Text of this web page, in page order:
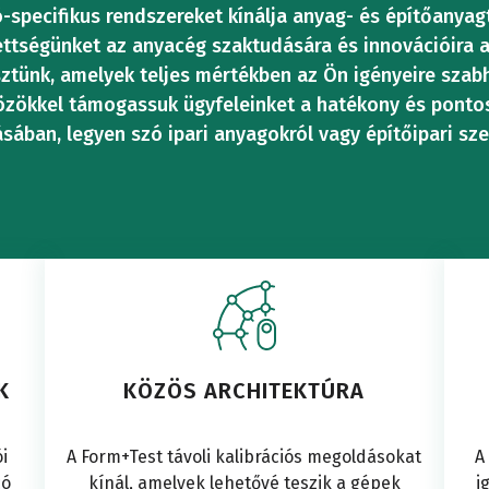
berendezés
cellák
Vizsgálati
hengerek
Terhelésmérő
Híd
csapágy
TÖMÖRÍTÉSI
VIZSGÁLAT
rendszereket kínálja anyag- és
az anyacég szaktudására és innovációira
amelyek teljes mértékben az Ön igényeire
támogassuk ügyfeleinket a hatékony és
legyen szó ipari anyagokról vagy építőipari
KÖZÖS ARCHITEKTÚRA
A Form+Test távoli kalibrációs megoldásokat
kínál, amelyek lehetővé teszik a gépek